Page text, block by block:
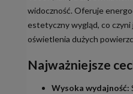
widoczność. Oferuje
estetyczny wygląd, co
oświetlenia dużych
Najważniejsze
Wysoka wydajność: